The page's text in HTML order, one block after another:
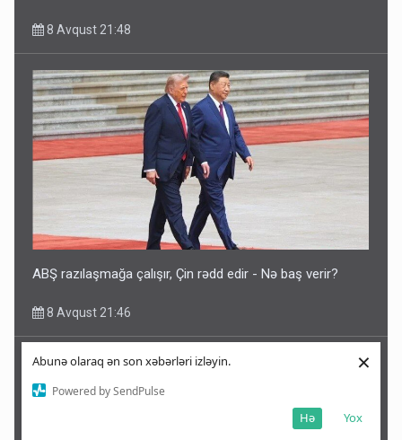
Abunə olaraq ən son xəbərləri izləyin.
Powered by SendPulse
Yox
Hə
×
8 Avqust 21:48
ABŞ razılaşmağa çalışır, Çin rədd edir - Nə baş verir?
8 Avqust 21:46